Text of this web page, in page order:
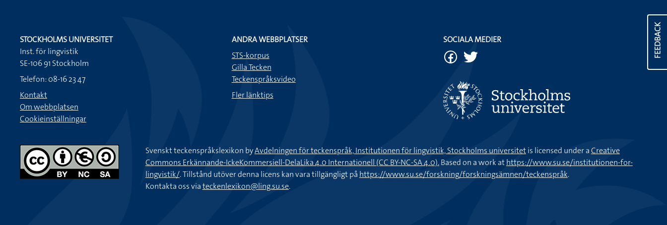
FEEDBACK
STOCKHOLMS UNIVERSITET
Inst. för lingvistik
SE-106 91 Stockholm
Telefon: 08-16 23 47
Kontakt
Om webbplatsen
Cookieinställningar
ANDRA WEBBPLATSER
STS-korpus
Gilla Tecken
Teckenspråksvideo
Fler länktips
SOCIALA MEDIER
Svenskt teckenspråkslexikon byAvdelningen för teckenspråk, Institutionen för lingvistik, Stockholms universitetis licensed under aCreative
Commons Erkännande-IckeKommersiell-DelaLika 4.0 Internationell (CC BY-NC-SA 4.0).Based on a work athttps://www.su.se/institutionen-for-
lingvistik/. Tillstånd utöver denna licens kan vara tillgängligt på https://www.su.se/forskning/forskningsämnen/teckenspråk.
Kontakta oss viateckenlexikon@ling.su.se.